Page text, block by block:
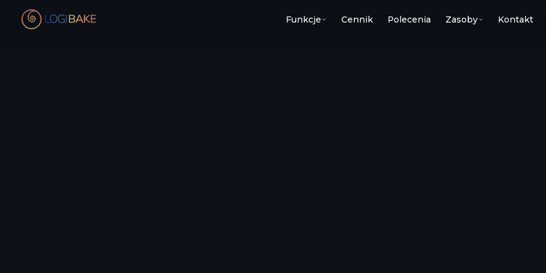
Funkcje Cennik Polecenia Zasoby Kontakt